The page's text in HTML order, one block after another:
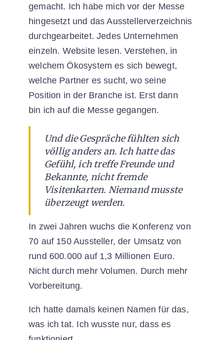
gemacht. Ich habe mich vor der Messe
hingesetzt und das Ausstellerverzeichnis
durchgearbeitet. Jedes Unternehmen
einzeln. Website lesen. Verstehen, in
welchem Ökosystem es sich bewegt,
welche Partner es sucht, wo seine
Position in der Branche ist. Erst dann
bin ich auf die Messe gegangen.
Und die Gespräche fühlten sich
völlig anders an. Ich hatte das
Gefühl, ich treffe Freunde und
Bekannte, nicht fremde
Visitenkarten. Niemand musste
überzeugt werden.
In zwei Jahren wuchs die Konferenz von
70 auf 150 Aussteller, der Umsatz von
rund 600.000 auf 1,3 Millionen Euro.
Nicht durch mehr Volumen. Durch mehr
Vorbereitung.
Ich hatte damals keinen Namen für das,
was ich tat. Ich wusste nur, dass es